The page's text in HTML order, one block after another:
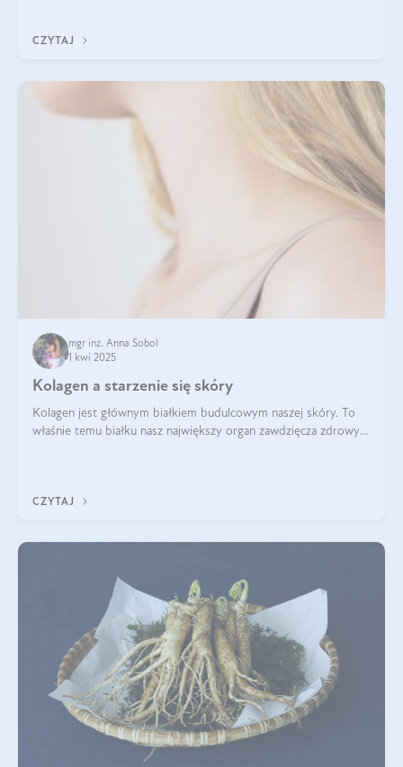
CZYTAJ
mgr inż. Anna Sobol
1 kwi 2025
Kolagen a starzenie się skóry
Kolagen jest głównym białkiem budulcowym naszej skóry. To
właśnie temu białku nasz największy organ zawdzięcza zdrowy
CZYTAJ